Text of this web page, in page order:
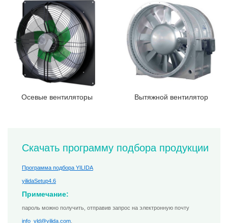
Осевые вентиляторы Вытяжной вентилятор
Скачать программу подбора продукции
Программа подбора YILIDA
yilidaSetup4.6
Примечание:
пароль можно получить, отправив запрос на электронную почту
info_yld@yilida.com